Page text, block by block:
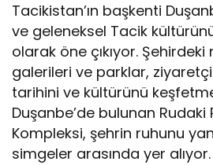
Tacikistan’ın başkenti
ve geleneksel Tacik
olarak öne çıkıyor.
galerileri ve parklar,
tarihini ve kültürünü
Duşanbe’de bulunan Rudaki
Kompleksi, şehrin ruhunu
simgeler arasında yer alıyor.